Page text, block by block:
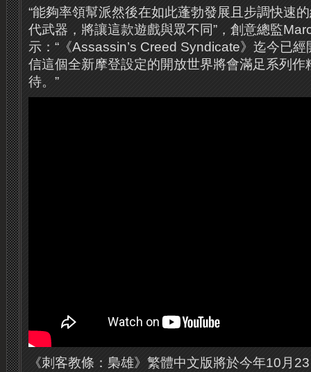
“能夠率領幫派然後在如此蓬勃發展且步調快速
代武器，將讓這款遊戲與眾不同”，創意總監
示：“《Assassin’s Creed Syndicate》迄今已
信這個全新摩登設定的開放世界將會滿足系列作
待。”
《刺客教條：梟雄》繁體中文版將於今年10月